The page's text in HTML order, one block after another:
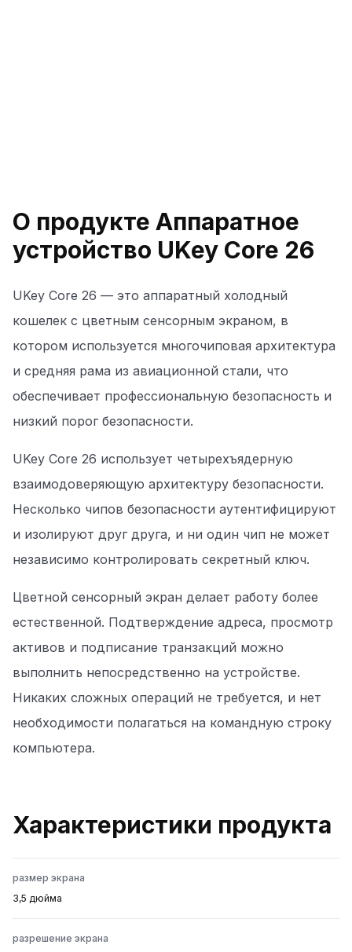
О продукте Аппаратное
устройство UKey Core 26
UKey Core 26 — это аппаратный холодный
кошелек с цветным сенсорным экраном, в
котором используется многочиповая архитектура
и средняя рама из авиационной стали, что
обеспечивает профессиональную безопасность и
низкий порог безопасности.
UKey Core 26 использует четырехъядерную
взаимодоверяющую архитектуру безопасности.
Несколько чипов безопасности аутентифицируют
и изолируют друг друга, и ни один чип не может
независимо контролировать секретный ключ.
Цветной сенсорный экран делает работу более
естественной. Подтверждение адреса, просмотр
активов и подписание транзакций можно
выполнить непосредственно на устройстве.
Никаких сложных операций не требуется, и нет
необходимости полагаться на командную строку
компьютера.
Характеристики продукта
размер экрана
3,5 дюйма
разрешение экрана